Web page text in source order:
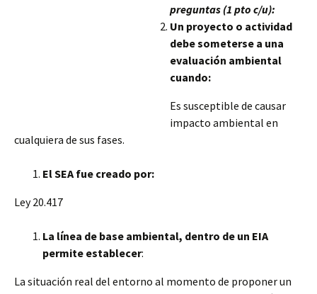
preguntas (1 pto c/u):
Un proyecto o actividad
debe someterse a una
evaluación ambiental
cuando:
Es susceptible de causar
impacto ambiental en
cualquiera de sus fases.
El SEA fue creado por:
Ley 20.417
La línea de base ambiental, dentro de un EIA
permite establecer:
La situación real del entorno al momento de proponer un